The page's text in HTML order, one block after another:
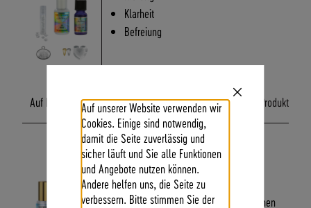
Close
Auf unserer Website verwenden wir
Cookies. Einige sind notwendig,
damit die Seite zuverlässig und
sicher läuft und Sie alle Funktionen
und Angebote nutzen können.
Andere helfen uns, die Seite zu
verbessern. Bitte stimmen Sie der
Klarheit
Befreiung
Auf Lager
mehrere Varianten Zum Produkt
RAUNÄCHTE TINKTUR UND
DUFTSPRAY
Räume und Energiesystem reinigen
Möglichkeiten und Aufgaben erkennen